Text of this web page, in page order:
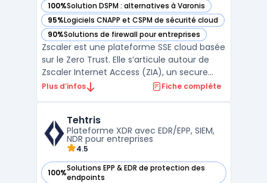
100%Solution DSPM : alternatives à Varonis
— voir Zscaler dans cette catégorie
95%Logiciels CNAPP et CSPM de sécurité cloud
— voir Zscaler dans cette catégorie
90%Solutions de firewall pour entreprises
— voir Zscaler dans cette catégorie
Zscaler est une plateforme SSE cloud basée
sur le Zero Trust. Elle s’articule autour de
Zscaler Internet Access (ZIA), un secure
web gateway cloud opéré en proxy cloud
protection des données. L’architecture en
prox ...
Plus d’infos Fiche complète
Tehtris
Plateforme XDR avec EDR/EPP, SIEM,
NDR pour entreprises
4.5
100%Solutions EPP & EDR de protection des
endpoints
— voir Tehtris dans cette catégorie